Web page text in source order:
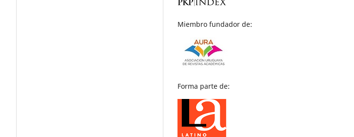
Miembro fundador de:
Forma parte de: